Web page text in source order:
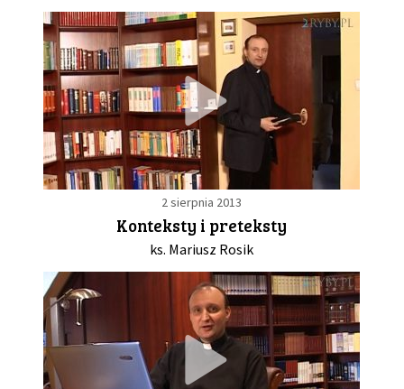
2 sierpnia 2013
Konteksty i preteksty
ks. Mariusz Rosik